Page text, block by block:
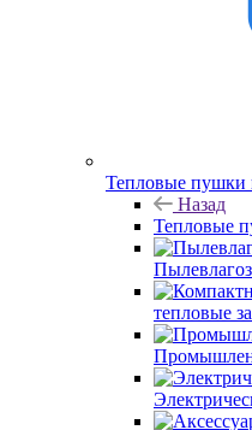
Тепловые пушки
Назад
Тепловые
тепловые